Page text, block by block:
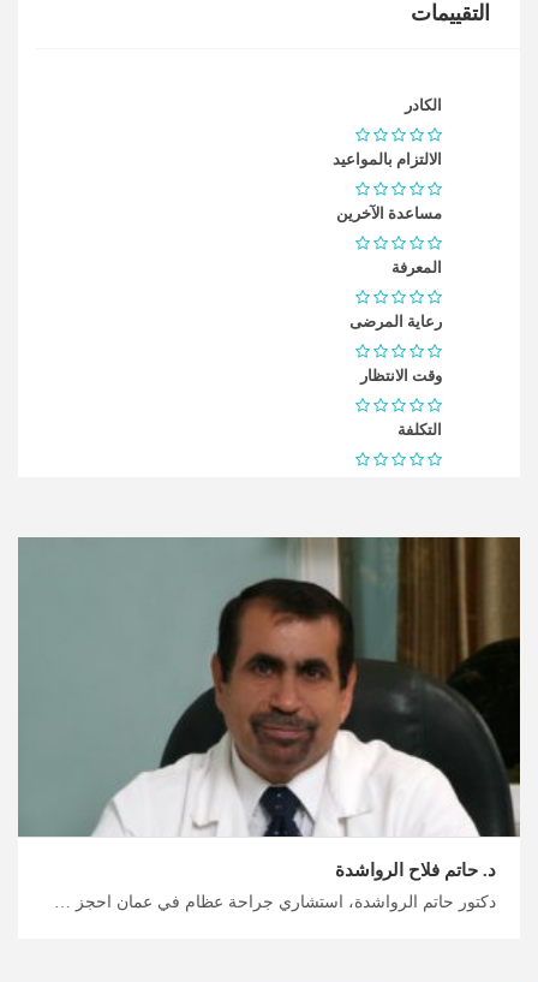
التقييمات
الكادر
الالتزام بالمواعيد
مساعدة الآخرين
المعرفة
رعاية المرضى
وقت الانتظار
التكلفة
د. حاتم فلاح الرواشدة
دكتور حاتم الرواشدة، استشاري جراحة عظام في عمان احجز رحلتك العلاجية إلى الأردن معنا، تشخيص وعلاج العظام المتقدم في الأردن لتحسين الحركة، التخطيط الشامل لرحلتك العلاجية والاستشفائية مع ميدكس الأردن